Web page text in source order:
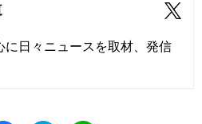
に日々ニュースを取材、発信